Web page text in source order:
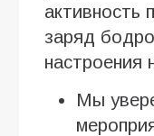
заряд
настроения
Мы